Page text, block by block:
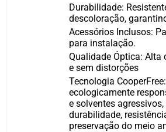
Durabilidade:
descoloração,
Acessórios Inclusos:
para instalação.
Qualidade Óptica: Alta
e sem distorções
Tecnologia
ecologicamente
e solventes
durabilidade,
preservação do meio